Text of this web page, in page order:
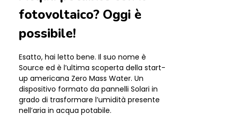
fotovoltaico? Oggi è
possibile!
Esatto, hai letto bene. Il suo nome è
Source ed è l’ultima scoperta della start-
up americana Zero Mass Water. Un
dispositivo formato da pannelli Solari in
grado di trasformare l’umidità presente
nell’aria in acqua potabile.